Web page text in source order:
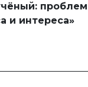
и интереса»